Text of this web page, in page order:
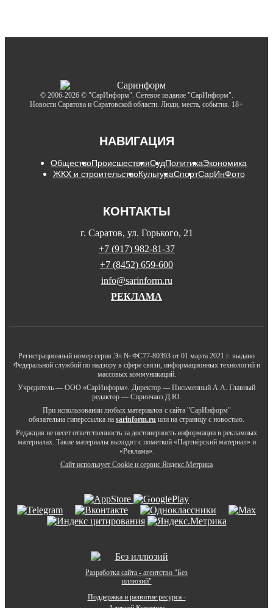
© 2006-2026 © "СарИнформ". Сетевое издание "СарИнформ".
Новости Саратова и Саратовской области. Люди, места, события. 18+
НАВИГАЦИЯ
ОбществоПроисшествияСудПолитикаЭкономика
ЖКХ и строительствоКультураСпортСарИнФото
КОНТАКТЫ
г. Саратов, ул. Горького, 21
+7 (917) 982-81-37
+7 (8452) 659-600
info@sarinform.ru
РЕКЛАМА
Регистрационный номер серия Эл № ФС77-80393 от 01 марта 2021 г. выдано
Федеральной службой по надзору в сфере связи, информационных технологий и
массовых коммуникаций.
Учредитель — ООО «СарИнформ». Директор — Письменный А.А. Главный
редактор — Спринчанэ Д.Ю.
При использовании любых материалов с сайта "СарИнформ"
обязательна гиперссылка на sarinform.ru или на страницу с новостью.
Редакция не несет ответственность за достоверность информации в рекламных
материалах. Такие материалы выходят с пометкой «Партнёрский материал» и
«Реклама».
Сайт использует Cookie и сервиc Яндекс.Метрика
Разработка сайта - агентство "Без
иллюзий"
Поддержка и развитие ресурса -